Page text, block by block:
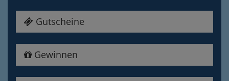
Gutscheine
Gewinnen